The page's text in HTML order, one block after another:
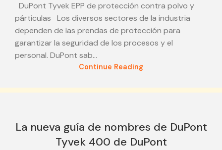
DuPont Tyvek EPP de protección contra polvo y
párticulas Los diversos sectores de la industria
dependen de las prendas de protección para
garantizar la seguridad de los procesos y el
personal. DuPont sab...
Continue Reading
11
FEB
La nueva guía de nombres de DuPont
Tyvek 400 de DuPont